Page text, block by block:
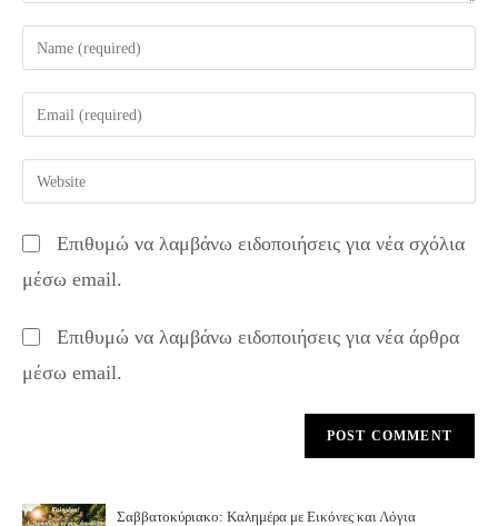
Enter
your
name
comment
Enter
your
email
address
comment
Enter
your
URL
(optional)
Επιθυμώ να λαμβάνω ειδοποιήσεις για νέα σχόλια
μέσω email.
Επιθυμώ να λαμβάνω ειδοποιήσεις για νέα άρθρα
μέσω email.
Σαββατοκύριακο: Καλημέρα με Εικόνες και Λόγια